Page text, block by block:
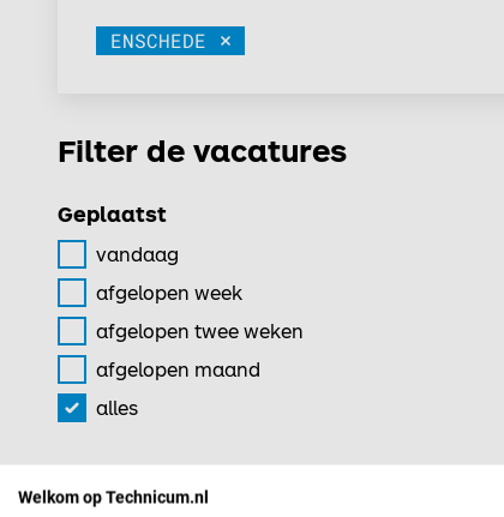
ENSCHEDE Verwijder
Filter de vacatures
Geplaatst
vandaag
afgelopen week
afgelopen twee weken
afgelopen maand
alles
Welkom op Technicum.nl